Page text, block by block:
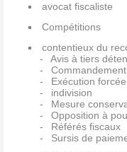
avocat fiscaliste
Compétitions
contentieux du
Avis à tiers
Exécution forcée
indivision
Mesure
Opposition à
Référés fiscaux
Sursis de